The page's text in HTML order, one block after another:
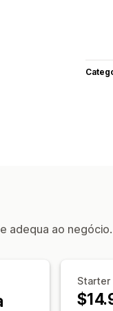
adequa ao negócio.
Starter